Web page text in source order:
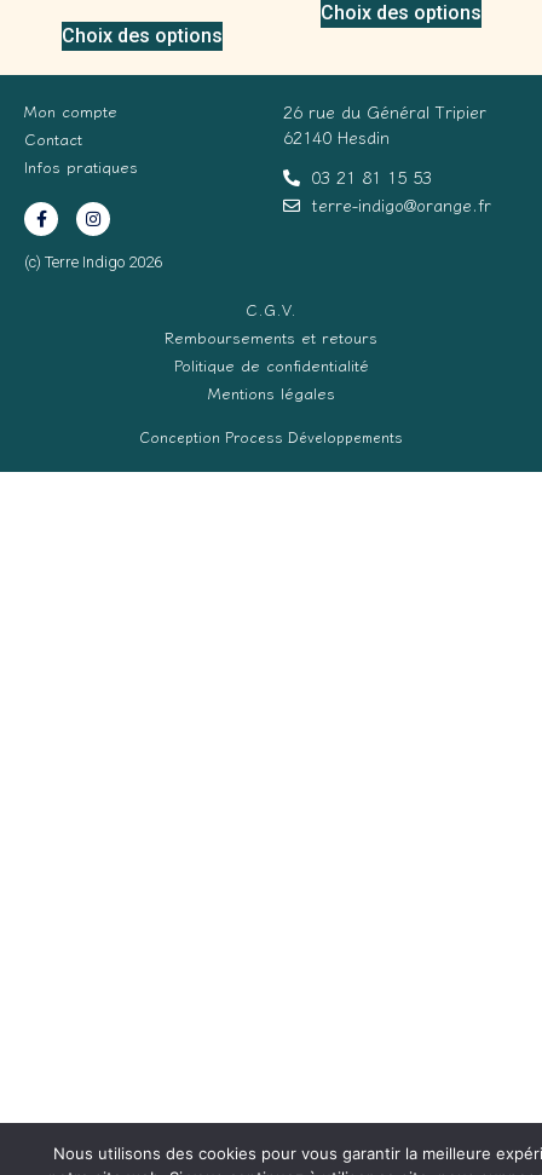
Choix des options
Choix des options
Mon compte
Contact
Infos pratiques
(c) Terre Indigo 2026
26 rue du Général Tripier
62140 Hesdin
03 21 81 15 53
terre-indigo@orange.fr
C.G.V.
Remboursements et retours
Politique de confidentialité
Mentions légales
Conception Process Développements
Nous utilisons des cookies pour vous garantir la meilleure